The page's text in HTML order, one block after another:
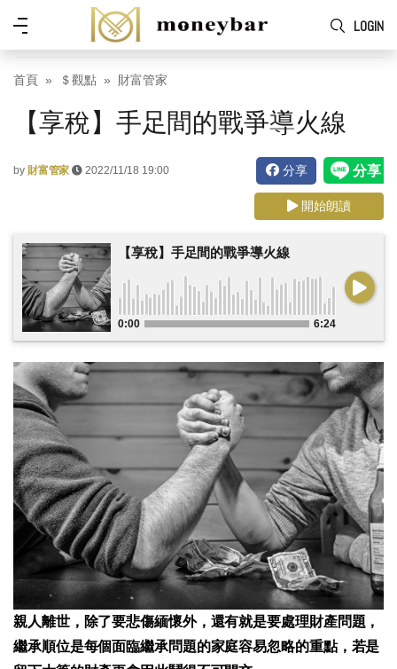
Skip to main content
LOGIN
功
能
表
首頁 ＄觀點 財富管家
【享稅】手足間的戰爭導火線
by 財富管家 2022/11/18 19:00 分享
開始朗讀
【享稅】手足間的戰爭導火線
0:00 6:24
親人離世，除了要悲傷緬懷外，還有就是要處理財產問題，
繼承順位是每個面臨繼承問題的家庭容易忽略的重點，若是